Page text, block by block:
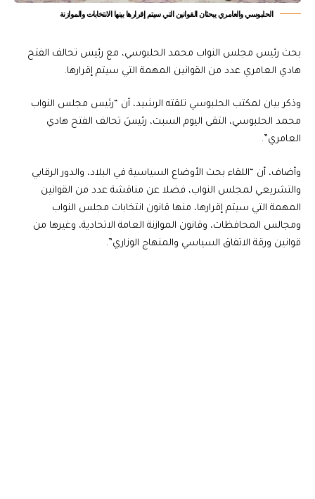
الحلبوسي والعامري يبحثان القوانين التي سيتم إقرارها بينها الانتخابات والموازنة
بحث رئيس مجلس النواب محمد الحلبوسي، مع رئيس تحالف الفتح
هادي العامري عدد من القوانين المهمة التي سيتم إقرارها.
وذكر بيان لمكتب الحلبوسي تلقته الرشيد، أن “رئيس مجلس النواب
محمد الحلبوسي، التقى اليوم السبت، رئيسَ تحالف الفتح هادي
العامري”.
وأضاف، أن “اللقاء بحث الأوضاع السياسية في البلاد، والدور الرقابي
والتشريعي لمجلس النواب، فضلا عن مناقشة عدد من القوانين
المهمة التي سيتم إقرارها، منها قانون انتخابات مجلس النواب
ومجالس المحافظات، وقانون الموازنة العامة الاتحادية، وغيرها من
قوانين ورقة الاتفاق السياسي والمنهاج الوزاري”.